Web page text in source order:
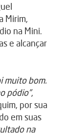
Mirim,
na Mini.
e alcançar
muito bom.
pódio”,
por sua
em suas
na